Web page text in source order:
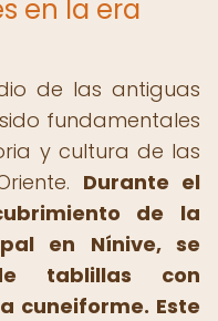
en la era
de las antiguas
fundamentales
y cultura de las
Durante el
de la
en Nínive, se
tablillas con
cuneiforme. Este